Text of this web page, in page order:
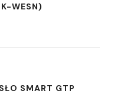
WESN)
SMART GTP